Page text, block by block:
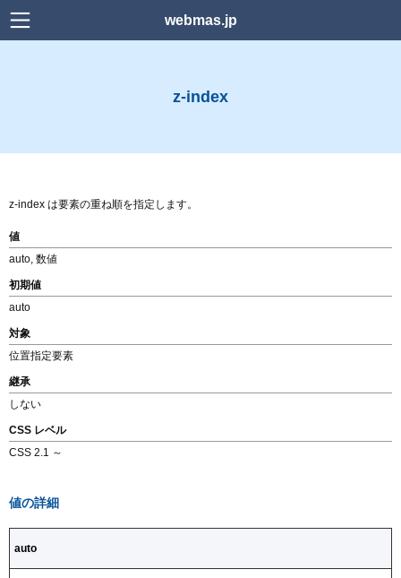
webmas.jp
WordPress
CSS
Downlord
Topics
z-index
z-index は要素の重ね順を指定します。
値
auto, 数値
初期値
auto
対象
位置指定要素
継承
しない
CSS レベル
CSS 2.1 ～
値の詳細
auto